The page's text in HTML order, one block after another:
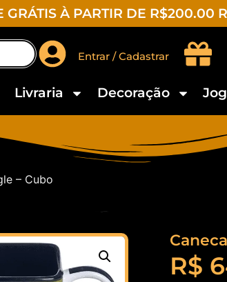
GRÁTIS À PARTIR DE R$200.00
Entrar / Cadastrar
Livraria Decoração
– Cubo
R$